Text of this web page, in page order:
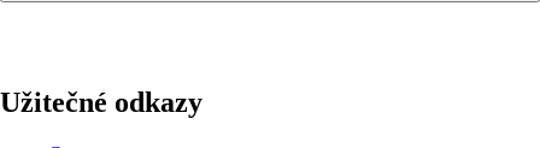
Užitečné odkazy